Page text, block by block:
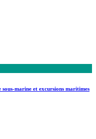
marine et excursions maritimes